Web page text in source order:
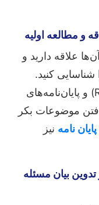
و مطالعه اولیه
علاقه دارید و
کنید.
مقالات مروری (Review Articles) و پایان‌نامه‌های
موضوعات بکر
نامه نیز
بیان مسئله